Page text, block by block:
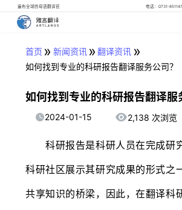
遍布全球的母语翻译官 电话：0731-
首页 » 新闻资讯» 翻译资讯 »
如何找到专业的科研报告翻译服务公司？
如何找到专业的科研报告翻译服
2024-01-15 2,138 次浏览
科研报告是科研人员在完成研
科研社区展示其研究成果的形式之
共享知识的桥梁，因此，在翻译科